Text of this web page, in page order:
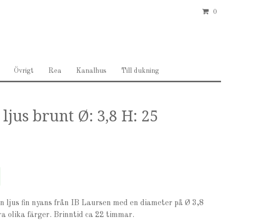
0
Övrigt Rea Kanalhus Till dukning
brunt Ø: 3,8 H: 25
ljus fin nyans från IB Laursen med en diameter på Ø 3,8
olika färger. Brinntid ca 22 timmar.